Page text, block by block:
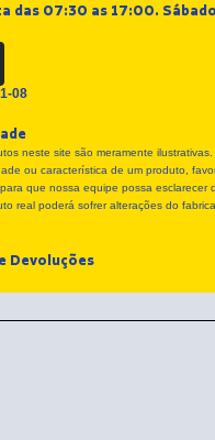
das 07:30 as 17:00.
08
neste site são meramente
ou característica de um produto,
que nossa equipe possa esclarecer
real poderá sofrer alterações do
Devoluções